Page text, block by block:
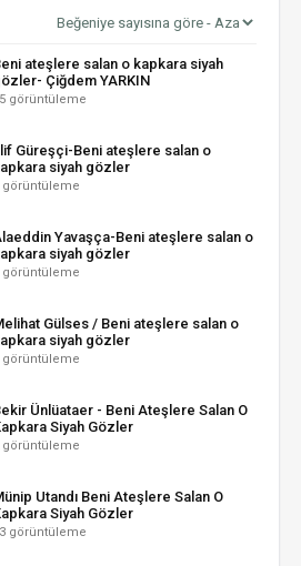
ateşlere salan o kapkara siyah
Çiğdem YARKIN
görüntüleme
Güreşçi-Beni ateşlere salan o
siyah gözler
görüntüleme
Yavaşça-Beni ateşlere salan o
siyah gözler
görüntüleme
Gülses / Beni ateşlere salan o
siyah gözler
görüntüleme
Ünlüataer - Beni Ateşlere Salan O
Siyah Gözler
görüntüleme
Utandı Beni Ateşlere Salan O
Siyah Gözler
görüntüleme